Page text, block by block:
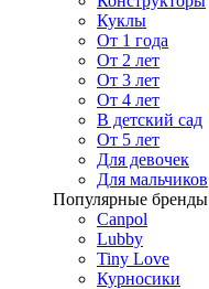
Куклы
От 1 года
От 2 лет
От 3 лет
От 4 лет
В детский сад
От 5 лет
Для девочек
Для мальчиков
Популярные бренды
Canpol
Lubby
Tiny Love
Курносики